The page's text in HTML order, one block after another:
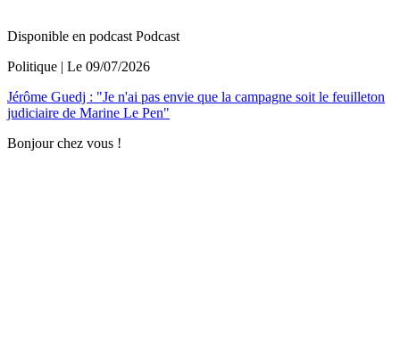
Disponible en podcast Podcast
Politique | Le 09/07/2026
Jérôme Guedj : "Je n'ai pas envie que la campagne soit le feuilleton
judiciaire de Marine Le Pen"
Bonjour chez vous !